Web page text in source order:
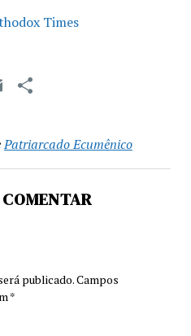
Times
Email
Patriarcado Ecumênico
publicado.Campos
*